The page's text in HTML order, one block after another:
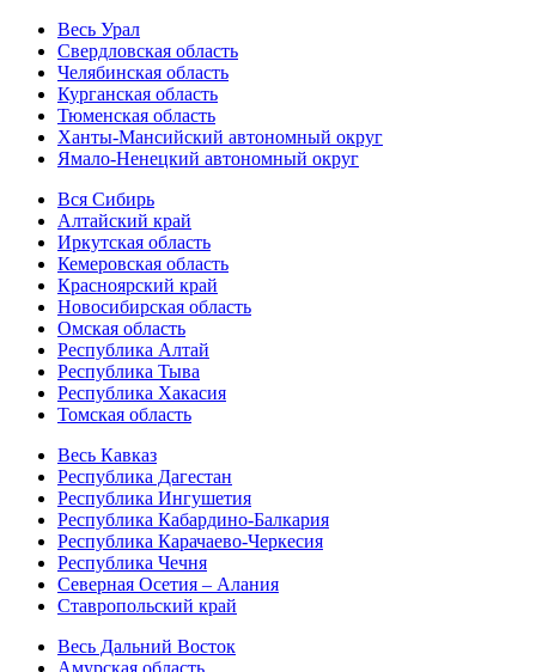
Весь Урал
Свердловская область
Челябинская область
Курганская область
Тюменская область
Ханты-Мансийский автономный округ
Ямало-Ненецкий автономный округ
Вся Сибирь
Алтайский край
Иркутская область
Кемеровская область
Красноярский край
Новосибирская область
Омская область
Республика Алтай
Республика Тыва
Республика Хакасия
Томская область
Весь Кавказ
Республика Дагестан
Республика Ингушетия
Республика Кабардино-Балкария
Республика Карачаево-Черкесия
Республика Чечня
Северная Осетия – Алания
Ставропольский край
Весь Дальний Восток
Амурская область